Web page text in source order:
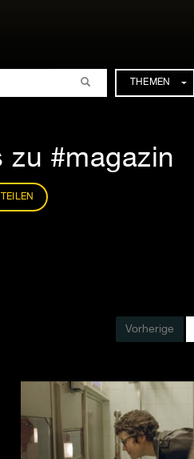
THEMEN
zu #magazin
TEILEN
Vorherige